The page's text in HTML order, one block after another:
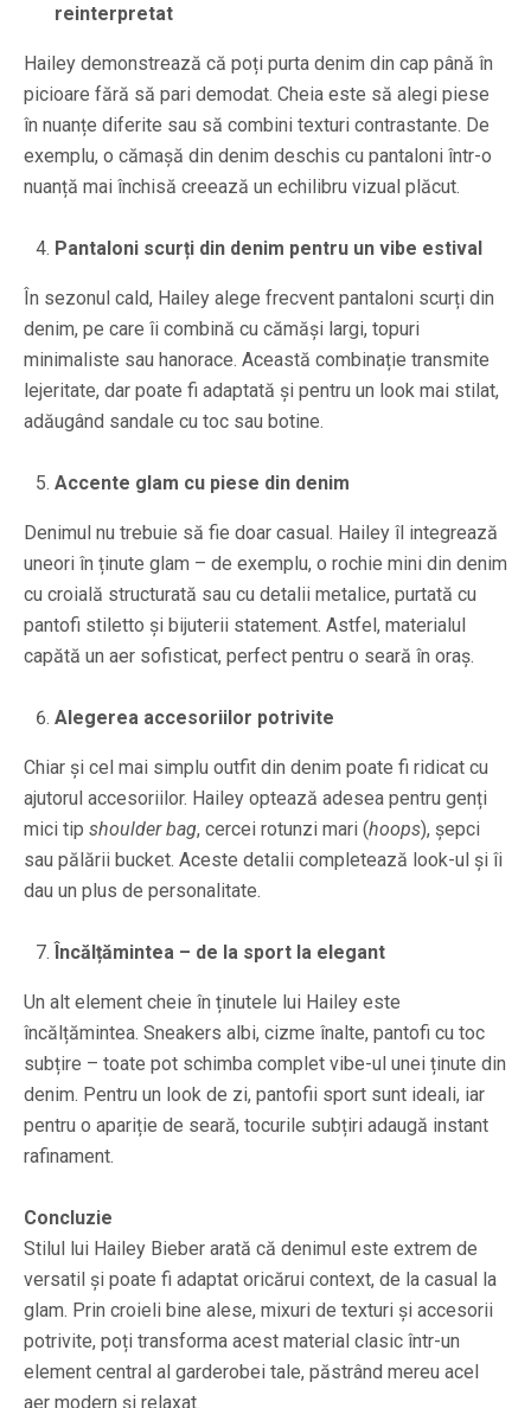
reinterpretat
Hailey demonstrează că poți purta denim din cap până în
picioare fără să pari demodat. Cheia este să alegi piese
în nuanțe diferite sau să combini texturi contrastante. De
exemplu, o cămașă din denim deschis cu pantaloni într-o
nuanță mai închisă creează un echilibru vizual plăcut.
Pantaloni scurți din denim pentru un vibe estival
În sezonul cald, Hailey alege frecvent pantaloni scurți din
denim, pe care îi combină cu cămăși largi, topuri
minimaliste sau hanorace. Această combinație transmite
lejeritate, dar poate fi adaptată și pentru un look mai stilat,
adăugând sandale cu toc sau botine.
Accente glam cu piese din denim
Denimul nu trebuie să fie doar casual. Hailey îl integrează
uneori în ținute glam – de exemplu, o rochie mini din denim
cu croială structurată sau cu detalii metalice, purtată cu
pantofi stiletto și bijuterii statement. Astfel, materialul
capătă un aer sofisticat, perfect pentru o seară în oraș.
Alegerea accesoriilor potrivite
Chiar și cel mai simplu outfit din denim poate fi ridicat cu
ajutorul accesoriilor. Hailey optează adesea pentru genți
mici tip shoulder bag, cercei rotunzi mari (hoops), șepci
sau pălării bucket. Aceste detalii completează look-ul și îi
dau un plus de personalitate.
Încălțămintea – de la sport la elegant
Un alt element cheie în ținutele lui Hailey este
încălțămintea. Sneakers albi, cizme înalte, pantofi cu toc
subțire – toate pot schimba complet vibe-ul unei ținute din
denim. Pentru un look de zi, pantofii sport sunt ideali, iar
pentru o apariție de seară, tocurile subțiri adaugă instant
rafinament.
Concluzie
Stilul lui Hailey Bieber arată că denimul este extrem de
versatil și poate fi adaptat oricărui context, de la casual la
glam. Prin croieli bine alese, mixuri de texturi și accesorii
potrivite, poți transforma acest material clasic într-un
element central al garderobei tale, păstrând mereu acel
aer modern și relaxat.